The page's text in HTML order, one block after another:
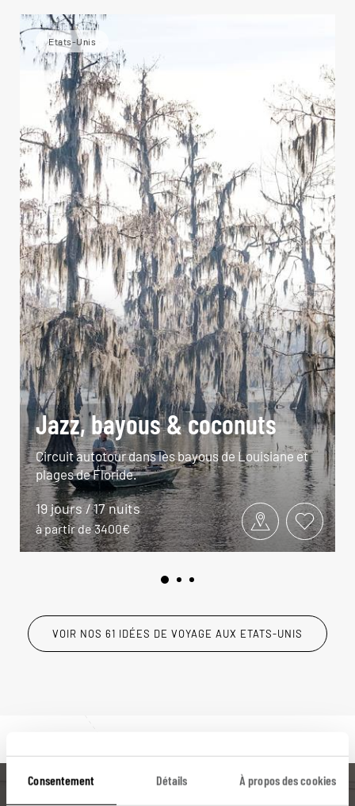
Consentement Détails À propos des cookies
Etats-Unis
Jazz, bayous & coconuts
Circuit autotour dans les bayous de Louisiane et
plages de Floride.
19 jours / 17 nuits
à partir de 3400€
VOIR NOS 61 IDÉES DE VOYAGE AUX ETATS-UNIS